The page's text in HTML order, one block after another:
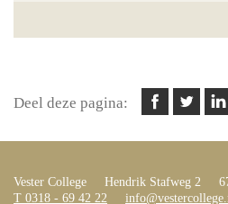
Deel deze pagina:
Vester College Hendrik Stafweg 2
T 0318 - 69 42 22